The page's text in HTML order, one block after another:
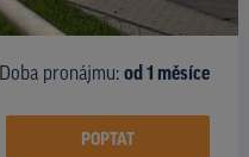
Doba pronájmu: od 1 měsíce
POPTAT